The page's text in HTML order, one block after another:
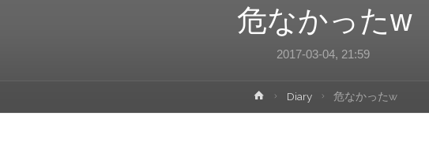
ン
へ
危なかったw
2017-03-04, 21:59
ホ
ー
Diary 危なかったw